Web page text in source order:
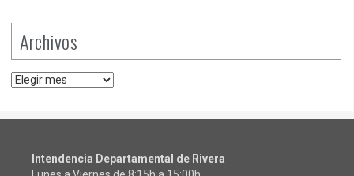
Archivos
Archivos
Intendencia Departamental de Rivera